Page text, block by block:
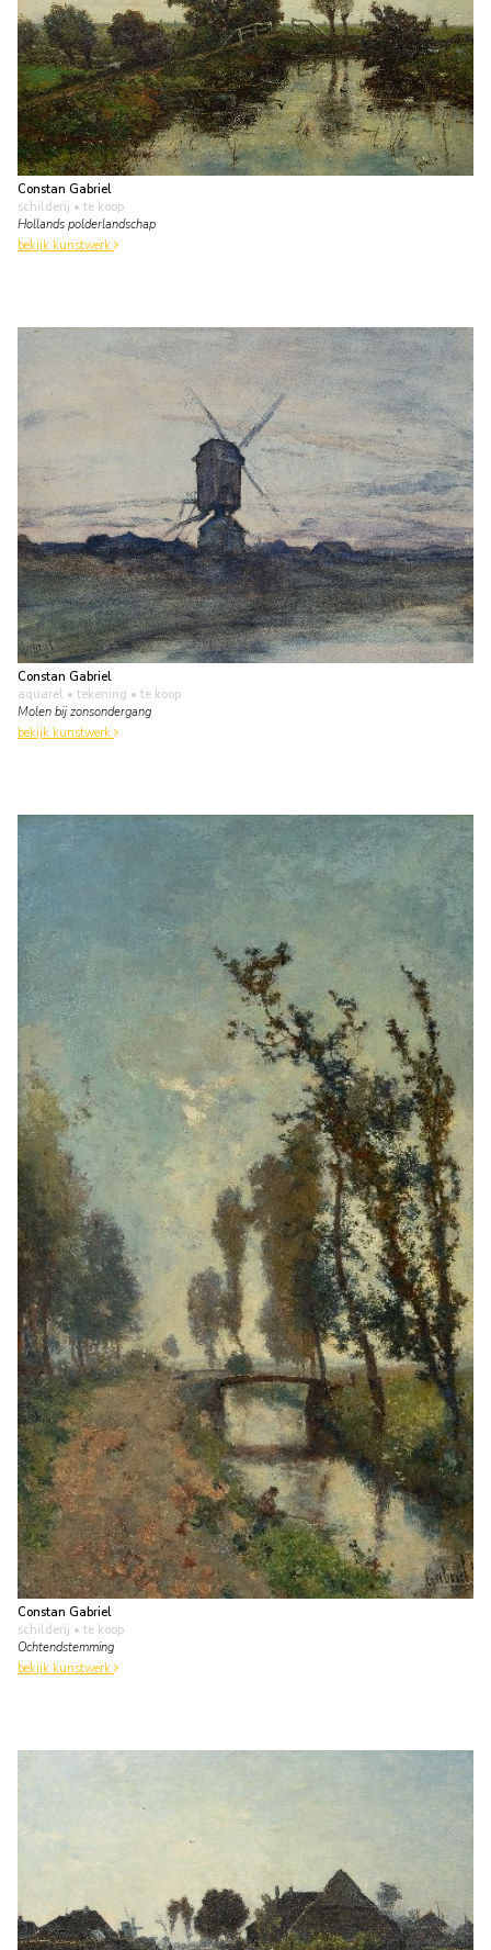
Constan Gabriel
schilderij • te koop
Hollands polderlandschap
bekijk kunstwerk
Constan Gabriel
aquarel • tekening • te koop
Molen bij zonsondergang
bekijk kunstwerk
Constan Gabriel
schilderij • te koop
Ochtendstemming
bekijk kunstwerk